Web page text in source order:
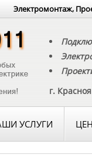
Электромонтаж,
г.
УСЛУГИ